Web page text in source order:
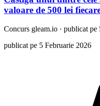
valoare de 500 lei
Concurs gleam.io · publicat pe
publicat pe 5 Februarie 2026